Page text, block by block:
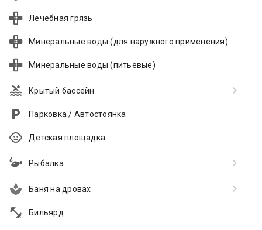
Лечебная грязь
Минеральные воды (для наружного применения)
Минеральные воды (питьевые)
Крытый бассейн
Парковка / Автостоянка
Детская площадка
Рыбалка
Баня на дровах
Бильярд